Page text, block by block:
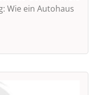
Wie ein Autohaus